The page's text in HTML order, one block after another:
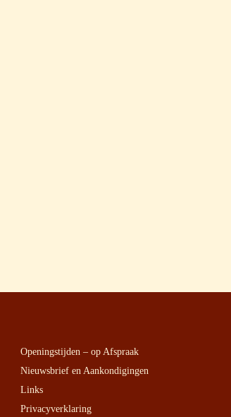
Openingstijden – op Afspraak
Nieuwsbrief en Aankondigingen
Links
Privacyverklaring